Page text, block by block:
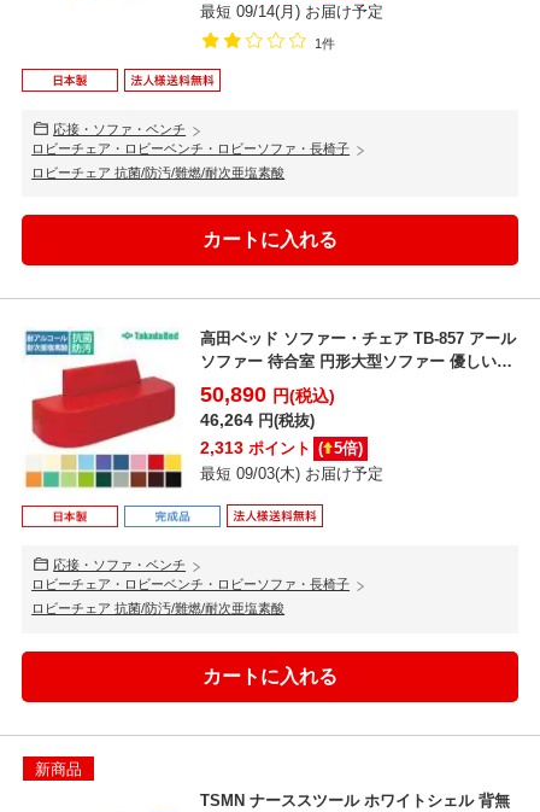
最短 09/14(月) お届け予定
1件
応接・ソファ・ベンチ
ロビーチェア・ロビーベンチ・ロビーソファ・長椅子
ロビーチェア 抗菌/防汚/難燃/耐次亜塩素酸
高田ベッド ソファー・チェア TB-857 アール
ソファー 待合室 円形大型ソファー 優しい背
もたれ...
50,890 円(税込)
46,264 円(税抜)
2,313 ポイント ( 5倍)
最短 09/03(木) お届け予定
応接・ソファ・ベンチ
ロビーチェア・ロビーベンチ・ロビーソファ・長椅子
ロビーチェア 抗菌/防汚/難燃/耐次亜塩素酸
新商品
TSMN ナーススツール ホワイトシェル 背無